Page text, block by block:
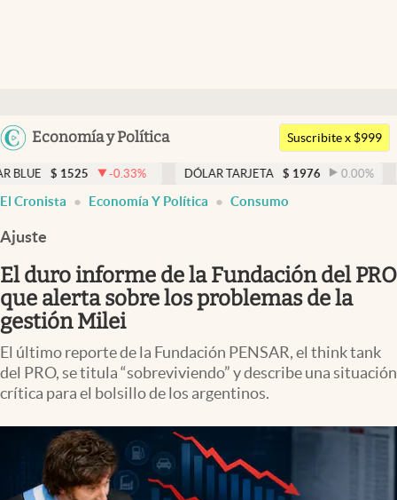
Argentina
Uruguay
Economía y Política
Members
Economía y Política
Finanzas y Mercados
Mercados Online
Negocios
Columnistas
Apertura
Clase
Suscribite x $999
-0.33 % DÓLAR TARJETA $ 1976 0.00% DÓLAR MEP
El Cronista Economía Y Política Consumo
Ajuste
El duro informe de la Fundación del PRO
que alerta sobre los problemas de la
gestión Milei
El último reporte de la Fundación PENSAR, el think tank
del PRO, se titula “sobreviviendo” y describe una situación
crítica para el bolsillo de los argentinos.